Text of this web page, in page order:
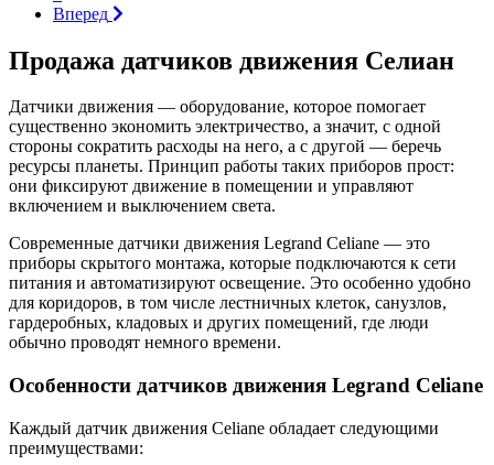
Вперед
Продажа датчиков движения Селиан
Датчики движения — оборудование, которое помогает
существенно экономить электричество, а значит, с одной
стороны сократить расходы на него, а с другой — беречь
ресурсы планеты. Принцип работы таких приборов прост:
они фиксируют движение в помещении и управляют
включением и выключением света.
Современные датчики движения Legrand Celiane — это
приборы скрытого монтажа, которые подключаются к сети
питания и автоматизируют освещение. Это особенно удобно
для коридоров, в том числе лестничных клеток, санузлов,
гардеробных, кладовых и других помещений, где люди
обычно проводят немного времени.
Особенности датчиков движения Legrand Celiane
Каждый датчик движения Celiane обладает следующими
преимуществами: